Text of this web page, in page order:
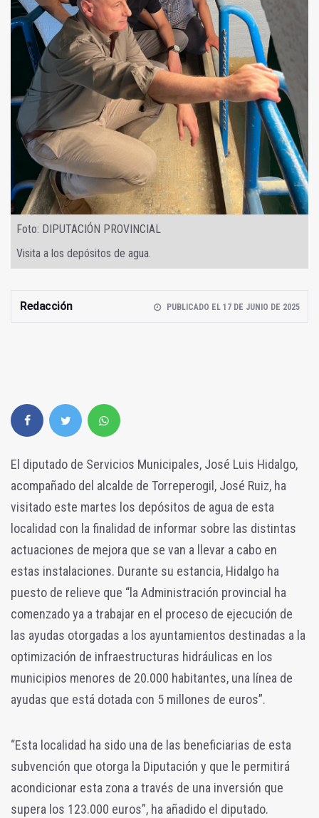
Foto: DIPUTACIÓN PROVINCIAL
Visita a los depósitos de agua.
Redacción PUBLICADO EL 17 DE JUNIO DE 2025
El diputado de Servicios Municipales, José Luis Hidalgo,
acompañado del alcalde de Torreperogil, José Ruiz, ha
visitado este martes los depósitos de agua de esta
localidad con la finalidad de informar sobre las distintas
actuaciones de mejora que se van a llevar a cabo en
estas instalaciones. Durante su estancia, Hidalgo ha
puesto de relieve que “la Administración provincial ha
comenzado ya a trabajar en el proceso de ejecución de
las ayudas otorgadas a los ayuntamientos destinadas a la
optimización de infraestructuras hidráulicas en los
municipios menores de 20.000 habitantes, una línea de
ayudas que está dotada con 5 millones de euros”.
“Esta localidad ha sido una de las beneficiarias de esta
subvención que otorga la Diputación y que le permitirá
acondicionar esta zona a través de una inversión que
supera los 123.000 euros”, ha añadido el diputado.